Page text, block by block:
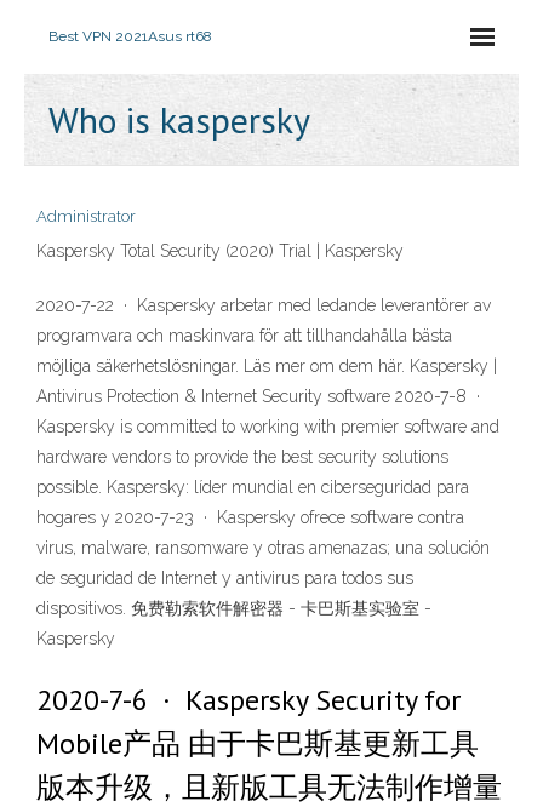
Best VPN 2021Asus rt68
Who is kaspersky
Administrator
Kaspersky Total Security (2020) Trial | Kaspersky
2020-7-22 · Kaspersky arbetar med ledande leverantörer av
programvara och maskinvara för att tillhandahålla bästa
möjliga säkerhetslösningar. Läs mer om dem här. Kaspersky |
Antivirus Protection & Internet Security software 2020-7-8 ·
Kaspersky is committed to working with premier software and
hardware vendors to provide the best security solutions
possible. Kaspersky: líder mundial en ciberseguridad para
hogares y 2020-7-23 · Kaspersky ofrece software contra
virus, malware, ransomware y otras amenazas; una solución
de seguridad de Internet y antivirus para todos sus
dispositivos. 免费勒索软件解密器 - 卡巴斯基实验室 -
Kaspersky
2020-7-6 · Kaspersky Security for
Mobile产品 由于卡巴斯基更新工具
版本升级，且新版工具无法制作增量